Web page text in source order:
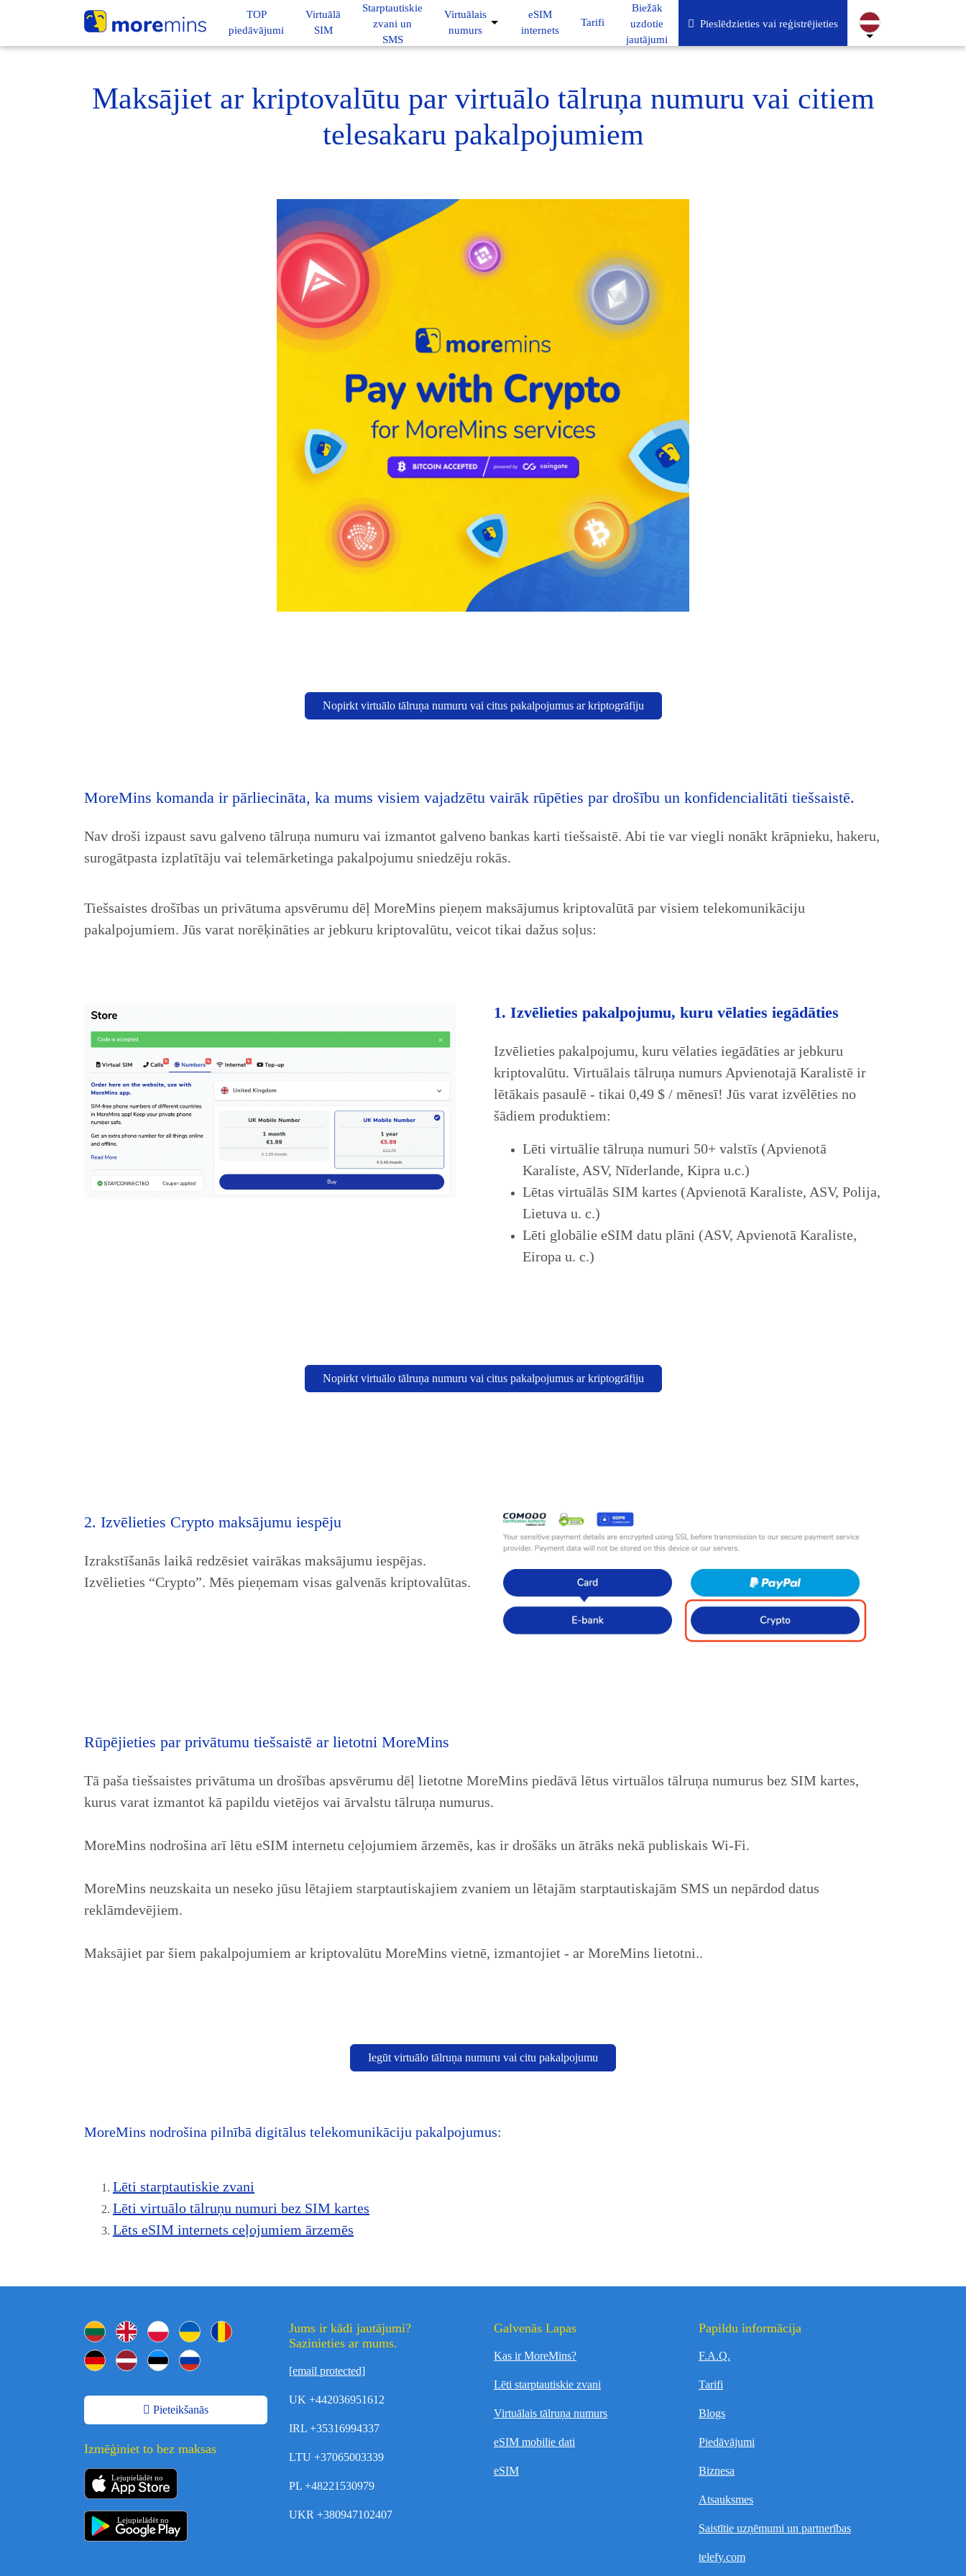
TOP
piedāvājumi
Virtuālā
SIM
Starptautiskie
zvani un
SMS
Virtuālais
numurs
eSIM
internets
Tarifi
Biežāk
uzdotie
jautājumi
Pieslēdzieties vai reģistrējieties
Maksājiet ar kriptovalūtu par virtuālo tālruņa numuru vai citiem
telesakaru pakalpojumiem
Nopirkt virtuālo tālruņa numuru vai citus pakalpojumus ar kriptogrāfiju
MoreMins komanda ir pārliecināta, ka mums visiem vajadzētu vairāk rūpēties par drošību un konfidencialitāti tiešsaistē.
Nav droši izpaust savu galveno tālruņa numuru vai izmantot galveno bankas karti tiešsaistē. Abi tie var viegli nonākt krāpnieku, hakeru,
surogātpasta izplatītāju vai telemārketinga pakalpojumu sniedzēju rokās.
Tiešsaistes drošības un privātuma apsvērumu dēļ MoreMins pieņem maksājumus kriptovalūtā par visiem telekomunikāciju
pakalpojumiem. Jūs varat norēķināties ar jebkuru kriptovalūtu, veicot tikai dažus soļus:
1. Izvēlieties pakalpojumu, kuru vēlaties iegādāties
Izvēlieties pakalpojumu, kuru vēlaties iegādāties ar jebkuru
kriptovalūtu. Virtuālais tālruņa numurs Apvienotajā Karalistē ir
lētākais pasaulē - tikai 0,49 $ / mēnesī! Jūs varat izvēlēties no
šādiem produktiem:
Lēti virtuālie tālruņa numuri 50+ valstīs (Apvienotā
Karaliste, ASV, Nīderlande, Kipra u.c.)
Lētas virtuālās SIM kartes (Apvienotā Karaliste, ASV, Polija,
Lietuva u. c.)
Lēti globālie eSIM datu plāni (ASV, Apvienotā Karaliste,
Eiropa u. c.)
Nopirkt virtuālo tālruņa numuru vai citus pakalpojumus ar kriptogrāfiju
2. Izvēlieties Crypto maksājumu iespēju
Izrakstīšanās laikā redzēsiet vairākas maksājumu iespējas.
Izvēlieties “Crypto”. Mēs pieņemam visas galvenās kriptovalūtas.
Rūpējieties par privātumu tiešsaistē ar lietotni MoreMins
Tā paša tiešsaistes privātuma un drošības apsvērumu dēļ lietotne MoreMins piedāvā lētus virtuālos tālruņa numurus bez SIM kartes,
kurus varat izmantot kā papildu vietējos vai ārvalstu tālruņa numurus.
MoreMins nodrošina arī lētu eSIM internetu ceļojumiem ārzemēs, kas ir drošāks un ātrāks nekā publiskais Wi-Fi.
MoreMins neuzskaita un neseko jūsu lētajiem starptautiskajiem zvaniem un lētajām starptautiskajām SMS un nepārdod datus
reklāmdevējiem.
Maksājiet par šiem pakalpojumiem ar kriptovalūtu MoreMins vietnē, izmantojiet - ar MoreMins lietotni..
Iegūt virtuālo tālruņa numuru vai citu pakalpojumu
MoreMins nodrošina pilnībā digitālus telekomunikāciju pakalpojumus:
Lēti starptautiskie zvani
Lēti virtuālo tālruņu numuri bez SIM kartes
Lēts eSIM internets ceļojumiem ārzemēs
Pieteikšanās
Izmēģiniet to bez maksas
Lejupielādēt no
Lejupielādēt no
Jums ir kādi jautājumi?
Sazinieties ar mums.
[email protected]
UK +442036951612
IRL +35316994337
LTU +37065003339
PL +48221530979
UKR +380947102407
Galvenās Lapas
Kas ir MoreMins?
Lēti starptautiskie zvani
Virtuālais tālruņa numurs
eSIM mobilie dati
eSIM
Papildu informācija
F.A.Q.
Tarifi
Blogs
Piedāvājumi
Biznesa
Atsauksmes
Saistītie uzņēmumi un partnerības
telefy.com